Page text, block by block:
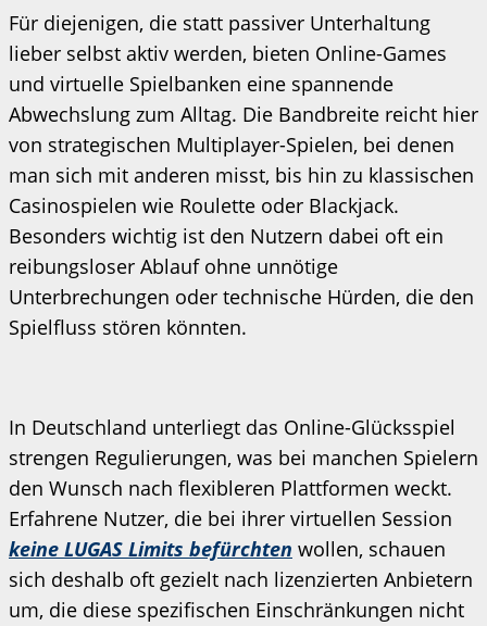
Für diejenigen, die statt passiver Unterhaltung
lieber selbst aktiv werden, bieten Online-Games
und virtuelle Spielbanken eine spannende
Abwechslung zum Alltag. Die Bandbreite reicht hier
von strategischen Multiplayer-Spielen, bei denen
man sich mit anderen misst, bis hin zu klassischen
Casinospielen wie Roulette oder Blackjack.
Besonders wichtig ist den Nutzern dabei oft ein
reibungsloser Ablauf ohne unnötige
Unterbrechungen oder technische Hürden, die den
Spielfluss stören könnten.
In Deutschland unterliegt das Online-Glücksspiel
strengen Regulierungen, was bei manchen Spielern
den Wunsch nach flexibleren Plattformen weckt.
Erfahrene Nutzer, die bei ihrer virtuellen Session
keine LUGAS Limits befürchten wollen, schauen
sich deshalb oft gezielt nach lizenzierten Anbietern
um, die diese spezifischen Einschränkungen nicht